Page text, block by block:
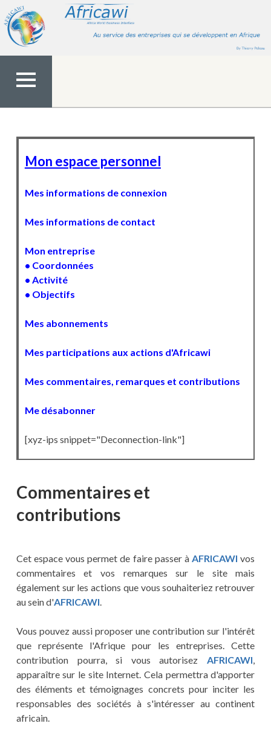
contenu
MENU
Mon espace personnel
Mes informations de connexion
Mes informations de contact
Mon entreprise
• Coordonnées
• Activité
• Objectifs
Mes abonnements
Mes participations aux actions d'Africawi
Mes commentaires, remarques et contributions
Me désabonner
[xyz-ips snippet="Deconnection-link"]
Commentaires et
contributions
Cet espace vous permet de faire passer à AFRICAWI vos
commentaires et vos remarques sur le site mais
également sur les actions que vous souhaiteriez retrouver
au sein d'AFRICAWI.
Vous pouvez aussi proposer une contribution sur l'intérêt
que représente l'Afrique pour les entreprises. Cette
contribution pourra, si vous autorisezAFRICAWI,
apparaître sur le site Internet. Cela permettra d'apporter
des éléments et témoignages concrets pour inciter les
responsables des sociétés à s'intéresser au continent
africain.